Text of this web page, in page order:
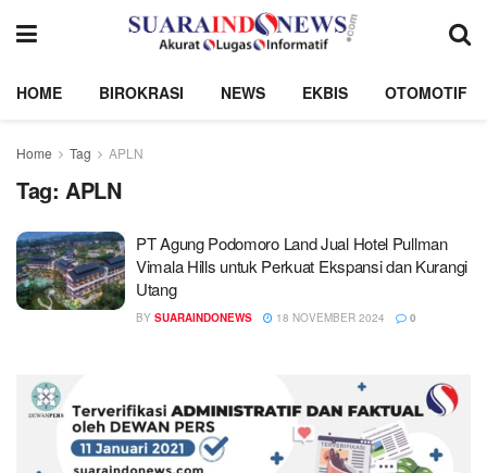
HOME BIROKRASI NEWS EKBIS OTOMOTIF
Home Tag APLN
Tag: APLN
PT Agung Podomoro Land Jual Hotel Pullman
Vimala Hills untuk Perkuat Ekspansi dan Kurangi
Utang
BY SUARAINDONEWS 18 NOVEMBER 2024 0